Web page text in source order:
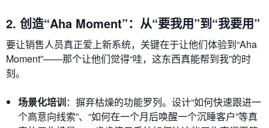
2. 创造“Aha Moment”：从“要我用”到“我要用”
要让销售人员真正爱上新系统，关键在于让他们体验到“Aha
Moment”——那个让他们觉得“哇，这东西真能帮到我”的时
刻。
场景化培训：摒弃枯燥的功能罗列。设计“如何快速跟进一
个高意向线索”、“如何在一个月后唤醒一个沉睡客户”等真